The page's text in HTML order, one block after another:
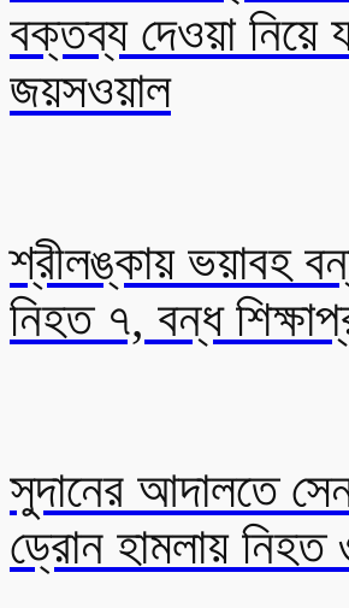
বক্তব্য দেওয়া নিয়ে
জয়সওয়াল
শ্রীলঙ্কায় ভয়াবহ
নিহত ৭, বন্ধ
সুদানের আদালতে
ড্রোন হামলায় নিহত